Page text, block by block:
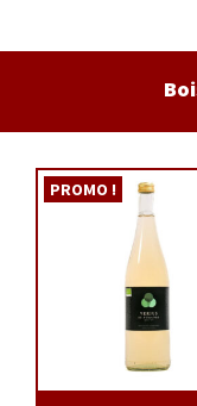
ACCUEIL
CAVE
Vins du Monde
Vins rouges
Vins blancs
PROMO !